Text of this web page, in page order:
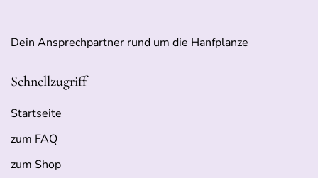
Dein Ansprechpartner rund um die Hanfplanze
Schnellzugriff
Startseite
zum FAQ
zum Shop